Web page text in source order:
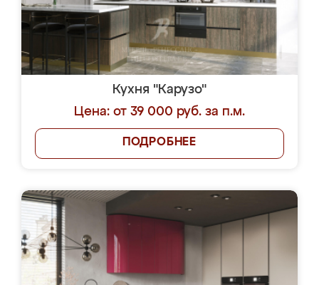
Кухня "Карузо"
Цена: от 39 000 руб. за п.м.
ПОДРОБНЕЕ